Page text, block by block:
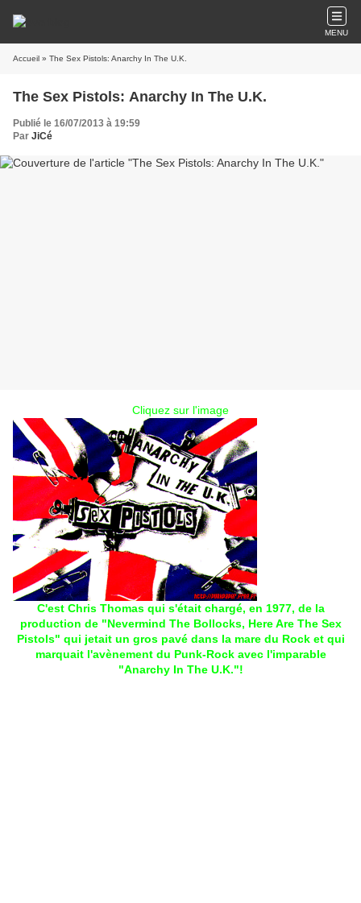
MENU
Accueil » The Sex Pistols: Anarchy In The U.K.
The Sex Pistols: Anarchy In The U.K.
Publié le 16/07/2013 à 19:59
Par JiCé
Cliquez sur l'image
C'est Chris Thomas qui s'était chargé, en 1977, de la
production de "Nevermind The Bollocks, Here Are The Sex
Pistols" qui jetait un gros pavé dans la mare du Rock et qui
marquait l'avènement du Punk-Rock avec l'imparable
"Anarchy In The U.K."!